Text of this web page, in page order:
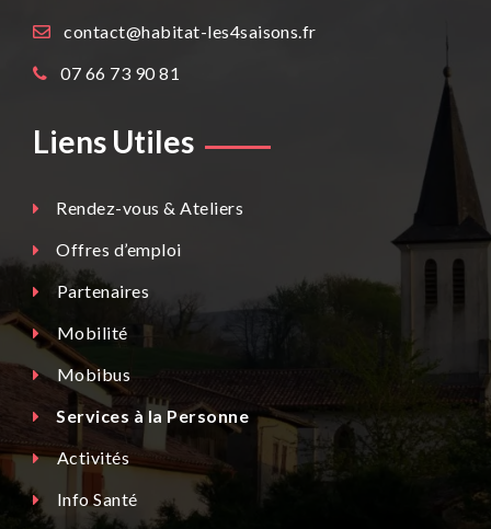
contact@habitat-les4saisons.fr
07 66 73 90 81
Liens Utiles
Rendez-vous & Ateliers
Offres d’emploi
Partenaires
Mobilité
Mobibus
Services à la Personne
Activités
Info Santé